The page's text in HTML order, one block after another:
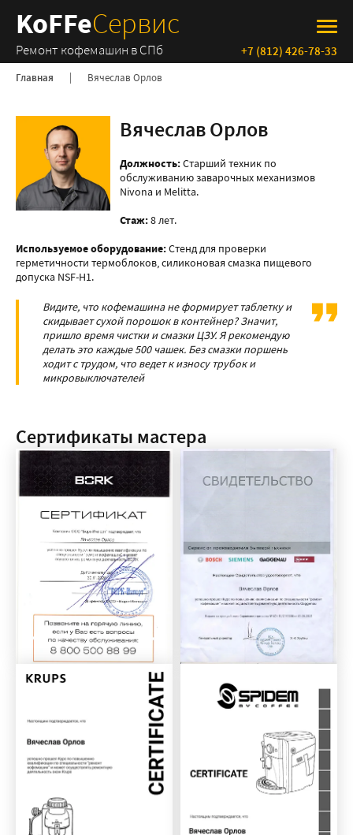
KoFFeСервис
Ремонт кофемашин в СПб +7 (812) 426-78-33
Главная Вячеслав Орлов
Вячеслав Орлов
Должность:Старший техник по
обслуживанию заварочных механизмов
Nivona и Melitta.
Стаж:8 лет.
Используемое оборудование:Стенд для проверки
герметичности термоблоков, силиконовая смазка пищевого
допуска NSF-H1.
Видите, что кофемашина не формирует таблетку и
скидывает сухой порошок в контейнер? Значит,
пришло время чистки и смазки ЦЗУ. Я рекомендую
делать это каждые 500 чашек. Без смазки поршень
ходит с трудом, что ведет к износу трубок и
микровыключателей
Сертификаты мастера